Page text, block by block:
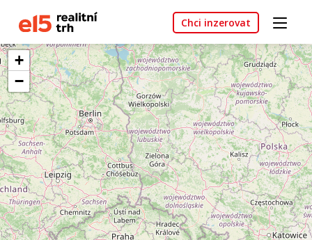
Chci inzerovat
+
−